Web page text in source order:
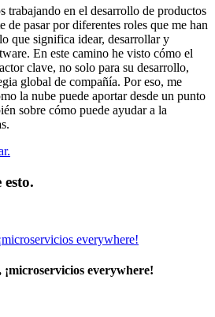
trabajando en el desarrollo de productos
de pasar por diferentes roles que me han
que significa idear, desarrollar y
En este camino he visto cómo el
clave, no solo para su desarrollo,
global de compañía. Por eso, me
la nube puede aportar desde un punto
sobre cómo puede ayudar a la
everywhere!
everywhere!